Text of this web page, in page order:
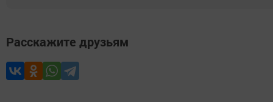
Расскажите друзьям